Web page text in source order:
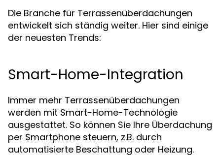
Die Branche für Terrassenüberdachungen
entwickelt sich ständig weiter. Hier sind einige
der neuesten Trends:
Smart-Home-Integration
Immer mehr Terrassenüberdachungen
werden mit Smart-Home-Technologie
ausgestattet. So können Sie Ihre Überdachung
per Smartphone steuern, z.B. durch
automatisierte Beschattung oder Heizung.